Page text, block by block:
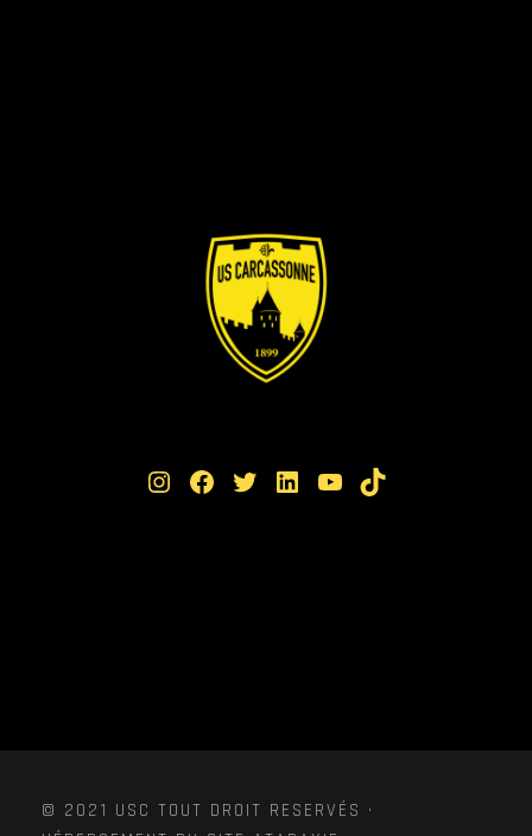
Instagram Facebook Twitter LinkedIn YouTube TikTok
© 2021 USC TOUT DROIT RESERVÉS ·